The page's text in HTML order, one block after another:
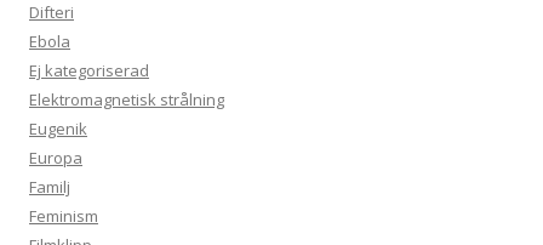
Difteri
Ebola
Ej kategoriserad
Elektromagnetisk strålning
Eugenik
Europa
Familj
Feminism